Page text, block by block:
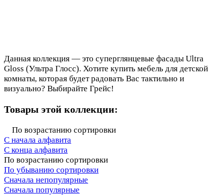
Данная коллекция — это суперглянцевые фасады Ultra
Gloss (Ультра Глосс). Хотите купить мебель для детской
комнаты, которая будет радовать Вас тактильно и
визуально? Выбирайте Грейс!
Товары этой коллекции:
По возрастанию сортировки
С начала алфавита
С конца алфавита
По возрастанию сортировки
По убыванию сортировки
Сначала непопулярные
Сначала популярные